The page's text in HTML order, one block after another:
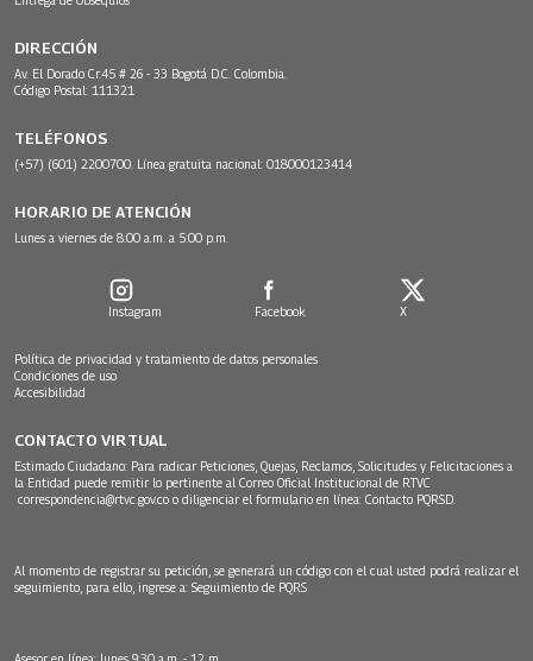
DIRECCIÓN
Av. El Dorado Cr.45 # 26 - 33 Bogotá D.C. Colombia.
Código Postal: 111321
TELÉFONOS
(+57) (601) 2200700. Línea gratuita nacional: 018000123414
HORARIO DE ATENCIÓN
Lunes a viernes de 8:00 a.m. a 5:00 p.m.
Instagram Facebook X
Política de privacidad y tratamiento de datos personales
Condiciones de uso
Accesibilidad
CONTACTO VIRTUAL
Estimado Ciudadano: Para radicar Peticiones, Quejas, Reclamos, Solicitudes y Felicitaciones a
la Entidad puede remitir lo pertinente al Correo Oficial Institucional de RTVC
correspondencia@rtvc.gov.co o diligenciar el formulario en línea: Contacto PQRSD.
Al momento de registrar su petición, se generará un código con el cual usted podrá realizar el
seguimiento, para ello, ingrese a: Seguimiento de PQRS